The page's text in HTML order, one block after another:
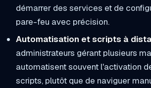
démarrer des services et de
pare-feu avec précision.
Automatisation et scripts à
administrateurs gérant plusieurs
automatisent souvent l'activation
scripts, plutôt que de naviguer